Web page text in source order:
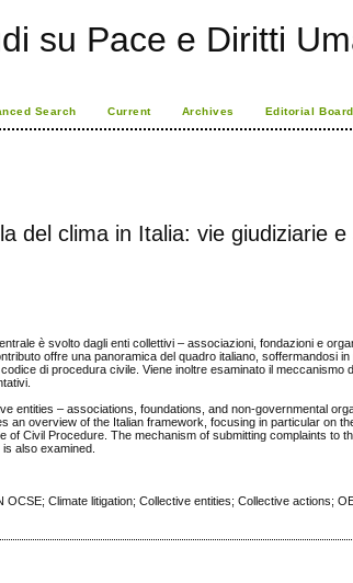
su Pace e Diritti
Search Current Archives Editorial Board
del clima in Italia: vie giudiziarie
è svolto dagli enti collettivi – associazioni, fondazioni e
offre una panoramica del quadro italiano, soffermandosi
di procedura civile. Viene inoltre esaminato il meccanismo
entities – associations, foundations, and non-governmental
an overview of the Italian framework, focusing in particular on
Civil Procedure. The mechanism of submitting complaints to
also examined.
Climate litigation; Collective entities; Collective actions;